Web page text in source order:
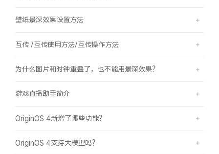
壁纸景深效果设置方法
互传 /互传使用方法/互传操作方法
为什么图片和时钟重叠了，也不能用景深效果？
游戏直播助手简介
OriginOS 4新增了哪些功能？
OriginOS 4支持大模型吗？